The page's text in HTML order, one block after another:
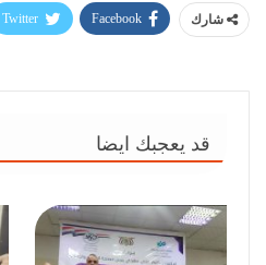
شارك Facebook
Twitter
قد يعجبك ايضا